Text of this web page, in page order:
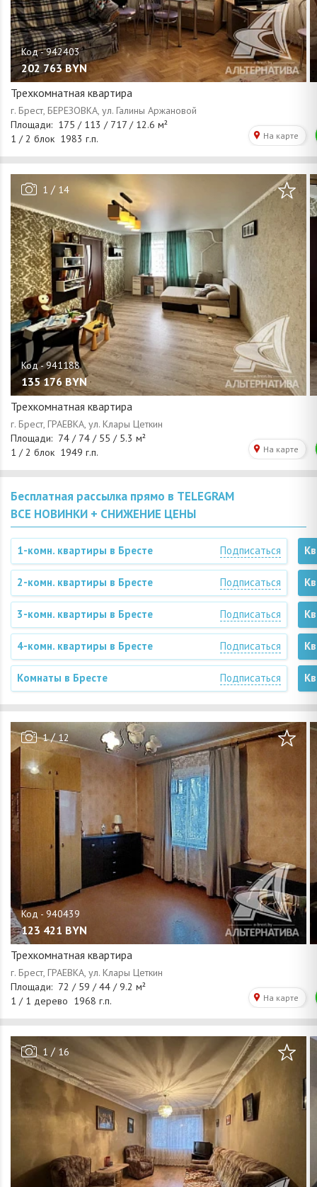
202 763 BYN
Трехкомнатная квартира
1 / 14
135 176 BYN
Трехкомнатная квартира
Бесплатная рассылка прямо в TELEGRAM
ВСЕ НОВИНКИ + СНИЖЕНИЕ ЦЕНЫ
1-комн. квартиры в Бресте Подписаться
2-комн. квартиры в Бресте Подписаться
3-комн. квартиры в Бресте Подписаться
4-комн. квартиры в Бресте Подписаться
Комнаты в Бресте Подписаться
1/12
123 421 BYN
Трехкомнатная квартира
1 / 16